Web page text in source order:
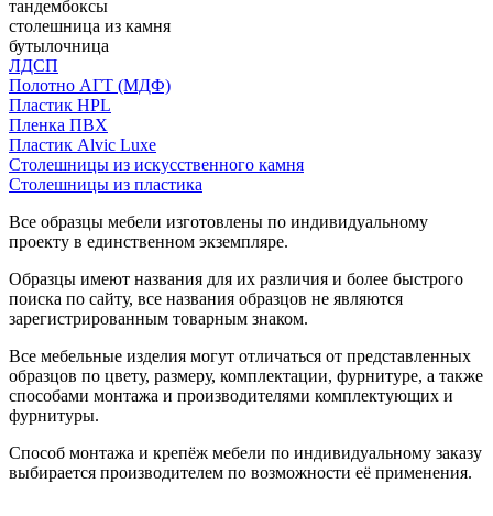
тандембоксы
столешница из камня
бутылочница
ЛДСП
Полотно АГТ (МДФ)
Пластик HPL
Пленка ПВХ
Пластик Alvic Luxe
Столешницы из искусственного камня
Столешницы из пластика
Все образцы мебели изготовлены по индивидуальному
проекту в единственном экземпляре.
Образцы имеют названия для их различия и более быстрого
поиска по сайту, все названия образцов не являются
зарегистрированным товарным знаком.
Все мебельные изделия могут отличаться от представленных
образцов по цвету, размеру, комплектации, фурнитуре, а также
способами монтажа и производителями комплектующих и
фурнитуры.
Способ монтажа и крепёж мебели по индивидуальному заказу
выбирается производителем по возможности её применения.